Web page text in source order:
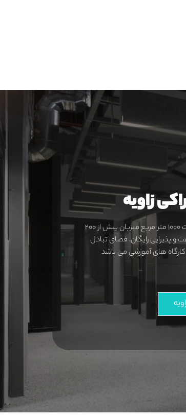
زاویه
بزرگترین فضای کار اشتراکی در ایران با وسعت ۱۰۰۰ متر مربع میزبان بیش از ۲۰۰
و پذیرایی رایگان، فضای تبادل
های آموزشی می باشد